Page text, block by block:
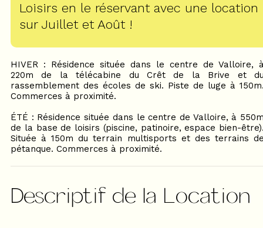
Loisirs en le réservant avec une location
sur Juillet et Août !
HIVER : Résidence située dans le centre de Valloire,
220m de la télécabine du Crêt de la Brive et
rassemblement des écoles de ski. Piste de luge à
Commerces à proximité.
ÉTÉ : Résidence située dans le centre de Valloire, à
de la base de loisirs (piscine, patinoire, espace bien-
Située à 150m du terrain multisports et des terrains
pétanque. Commerces à proximité.
Descriptif de la Location